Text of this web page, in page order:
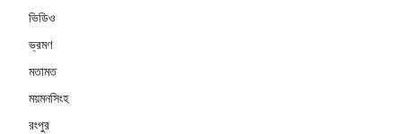
ভিডিও
ভ্রমণ
মতামত
ময়মনসিংহ
রংপুর